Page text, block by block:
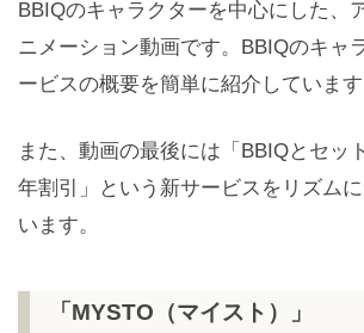
BBIQのキャラクターを中心にした、
ニメーション動画です。BBIQのキャ
ービスの概要を簡単に紹介しています
また、動画の最後には「BBIQとセッ
年割引」という新サービスをリズム
います。
「MYSTO（マイスト）」